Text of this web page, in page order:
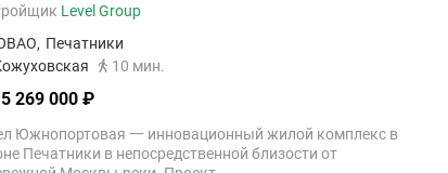
Level Group
, Печатники
10 мин.
269 000 ₽
Южнопортовая 一 инновационный жилой комплекс в
Печатники в непосредственной близости от